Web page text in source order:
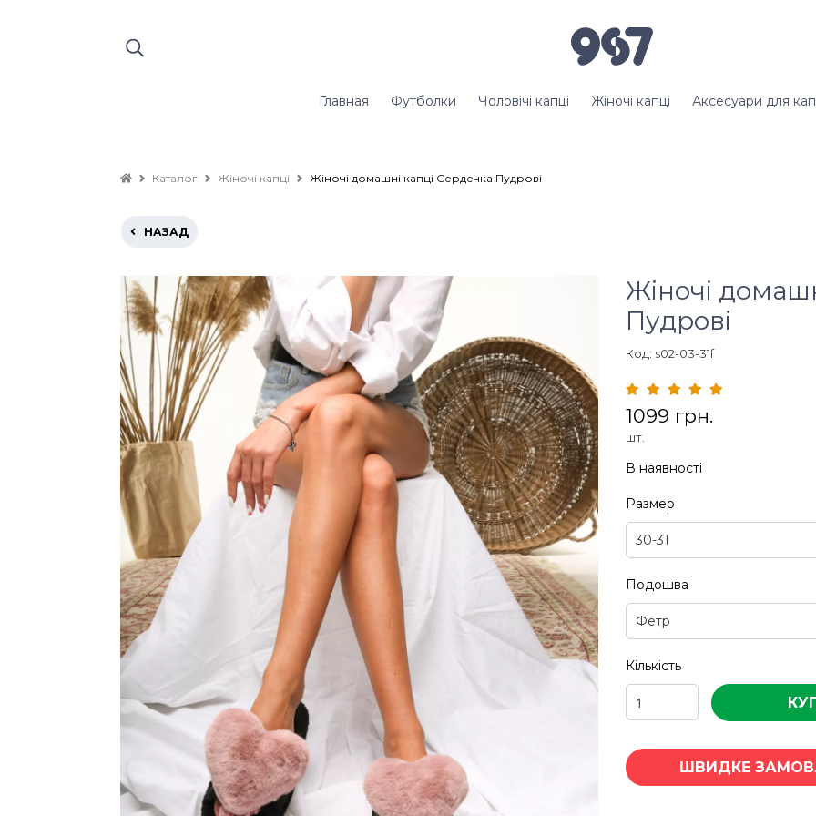
Главная Футболки Чоловічі капці Жіночі капці Аксесуари для
Каталог Жіночі капці Жіночі домашні капці Сердечка Пудрові
НАЗАД
Жіночі
Пудрові
Код: s02-03-31f
1099 грн.
шт.
В наявності
Размер
Подошва
Кількість
ШВИДКЕ